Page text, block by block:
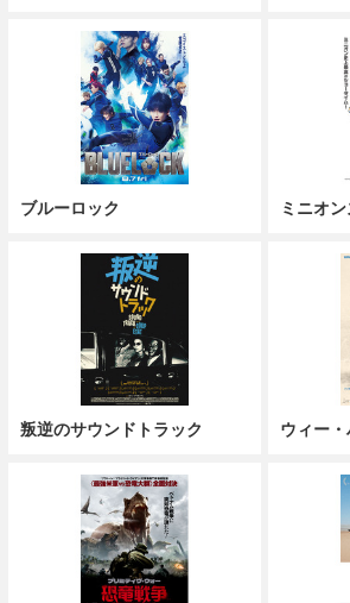
ブルーロック ミニオ
叛逆のサウンドトラック ウィー